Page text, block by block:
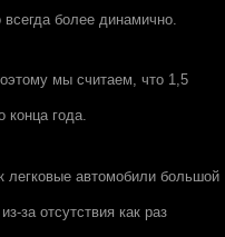
более динамично.
мы считаем, что 1,5
конца года.
легковые автомобили большой
за отсутствия как раз